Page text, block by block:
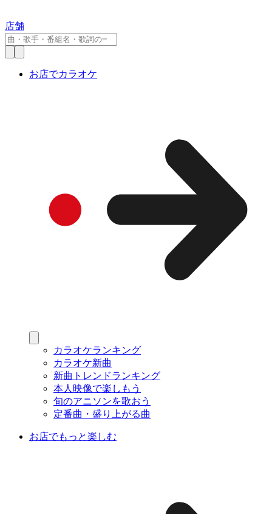
店舗
お店でカラオケ
カラオケランキング
カラオケ新曲
新曲トレンドランキング
本人映像で楽しもう
旬のアニソンを歌おう
定番曲・盛り上がる曲
お店でもっと楽しむ